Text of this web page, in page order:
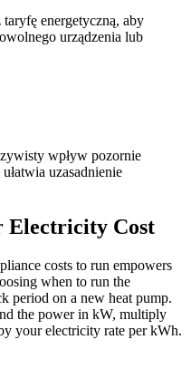
energetyczną, aby
urządzenia lub
wpływ pozornie
uzasadnienie
Electricity Cost
costs to run empowers
when to run the
period on a new heat pump.
the power in kW, multiply
your electricity rate per kWh.